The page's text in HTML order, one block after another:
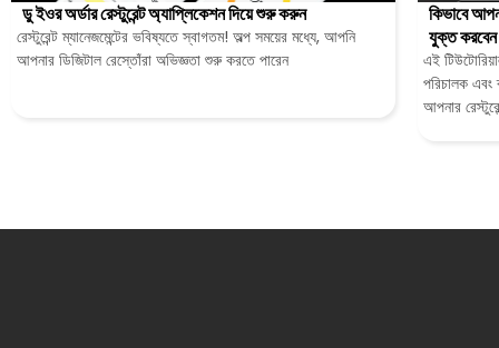
ডু ইওর অর্ডার রেস্টুরেন্ট অ্যাপ্লিকেশন দিয়ে শুরু করুন
রেস্টুরেন্ট ম্যানেজমেন্টের ভবিষ্যতে স্বাগতম! অল্প সময়ের মধ্যে, আপনি
আপনার ডিজিটাল রেস্তোঁরা অভিজ্ঞতা শুরু করতে পারেন
কিভাবে
যুক্ত করবেন
এই
পরিচালক
আপনার